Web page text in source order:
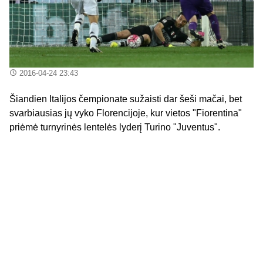
2016-04-24 23:43
Šiandien Italijos čempionate sužaisti dar šeši mačai, bet
svarbiausias jų vyko Florencijoje, kur vietos "Fiorentina"
priėmė turnyrinės lentelės lyderį Turino "Juventus".